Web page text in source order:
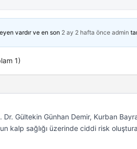
vardır ve en son 2 ay 2 hafta önce admin
1)
Dr. Gültekin Günhan Demir, Kurban
kalp sağlığı üzerinde ciddi risk